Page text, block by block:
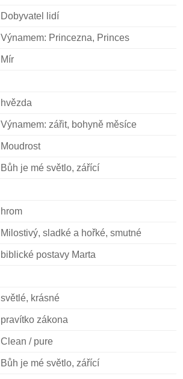
Dobyvatel lidí
Výnamem: Princezna, Princes
Mír
hvězda
Výnamem: zářit, bohyně měsíce
Moudrost
Bůh je mé světlo, zářící
hrom
Milostivý, sladké a hořké, smutné
biblické postavy Marta
světlé, krásné
pravítko zákona
Clean / pure
Bůh je mé světlo, zářící